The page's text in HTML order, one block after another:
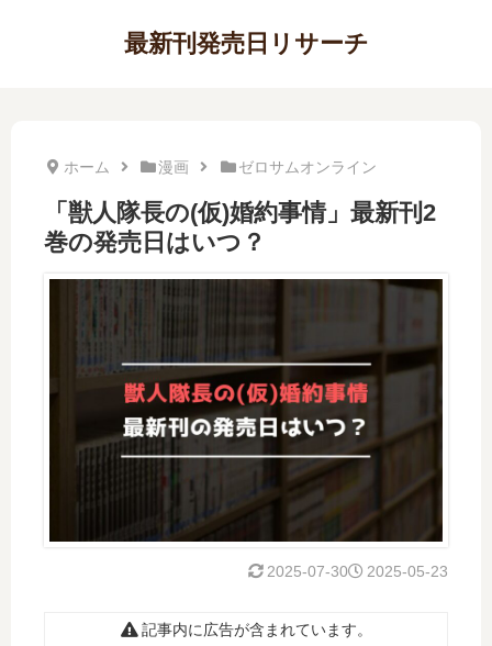
最新刊発売日リサーチ
ホーム 漫画 ゼロサムオンライン
「獣人隊長の(仮)婚約事情」最新刊2
巻の発売日はいつ？
2025-05-23
2025-07-30
記事内に広告が含まれています。